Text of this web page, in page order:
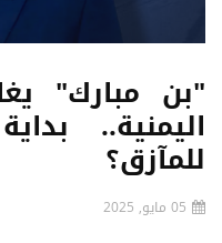
"بن مبارك"
اليمنية..
للمآزق؟
05 مايو, 2025